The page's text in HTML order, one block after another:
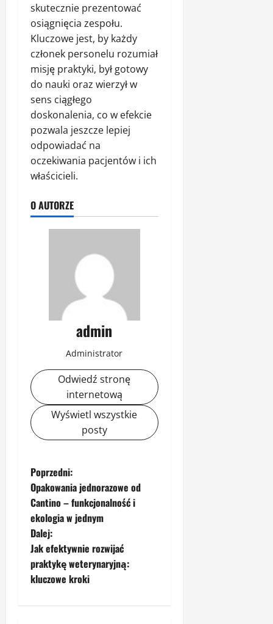
skutecznie prezentować
osiągnięcia zespołu.
Kluczowe jest, by każdy
członek personelu rozumiał
misję praktyki, był gotowy
do nauki oraz wierzył w
sens ciągłego
doskonalenia, co w efekcie
pozwala jeszcze lepiej
odpowiadać na
oczekiwania pacjentów i ich
właścicieli.
O AUTORZE
admin
Administrator
Odwiedź stronę
internetową
Wyświetl wszystkie
posty
Z
o
b
a
c
Poprzedni:
Opakowania jednorazowe od
Cantino – funkcjonalność i
ekologia w jednym
Dalej:
Jak efektywnie rozwijać
praktykę weterynaryjną:
kluczowe kroki